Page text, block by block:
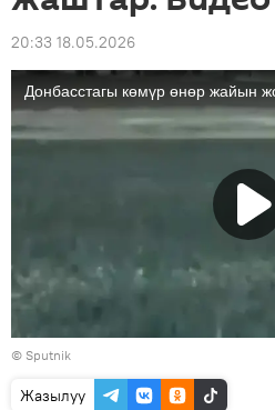
20:33 18.05.2026
© Sputnik
Жазылуу